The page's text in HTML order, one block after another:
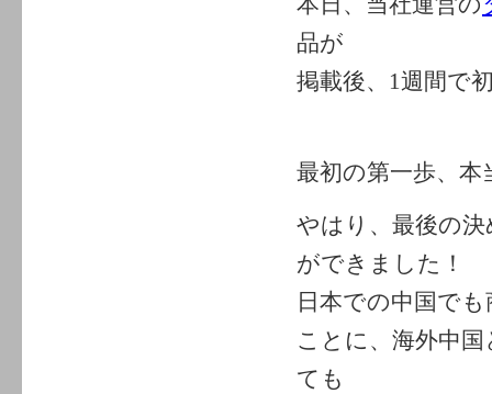
品が
掲載後、1週間で
最初の第一歩、
やはり、最後の
ができました！
日本での中国で
ことに、海外中
ても